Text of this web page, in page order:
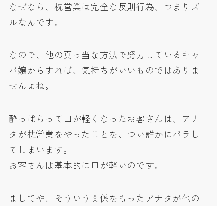
なぜなら、枕営業は完全な反則行為、つまりズ
ルなんです。
なので、他の真っ当な方法で努力しているキャ
バ嬢からすれば、気持ちがいいものではありま
せんよね。
酔っぱらって口が軽くなったお客さんは、アナ
タが枕営業をやったことを、つい誰かにバラし
てしまいます。
お客さんは基本的に口が軽いのです。
ましてや、そういう関係をもったアナタが他の